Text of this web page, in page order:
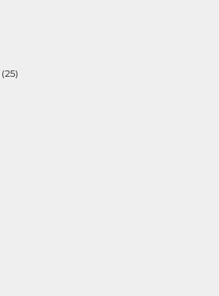
(25)